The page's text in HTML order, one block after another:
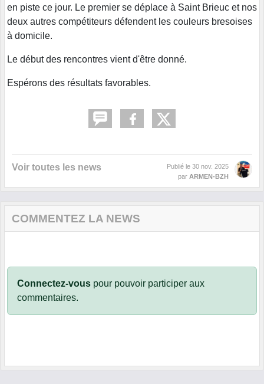
en piste ce jour. Le premier se déplace à Saint Brieuc et nos
deux autres compétiteurs défendent les couleurs bresoises
à domicile.
Le début des rencontres vient d'être donné.
Espérons des résultats favorables.
Voir toutes les news Publié le 30 nov. 2025
par ARMEN-BZH
COMMENTEZ LA NEWS
Connectez-vous pour pouvoir participer aux
commentaires.